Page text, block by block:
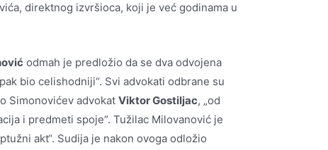
direktnog izvršioca, koji je već godinama u
odmah je predložio da se dva odvojena
bio celishodniji“. Svi advokati odbrane su
Simonovićev advokatViktor Gostiljac, „od
i predmeti spoje“. Tužilac Milovanović je
akt“. Sudija je nakon ovoga odložio